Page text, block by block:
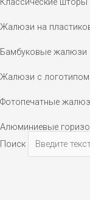
Жалюзи на
Бамбуковые жалюзи
Жалюзи с логотипом
Фотопечатные
Алюминиевые
Поиск